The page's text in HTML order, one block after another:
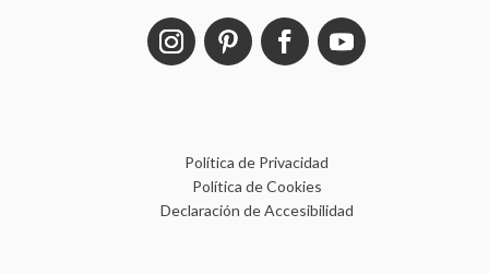
Política de Privacidad
Política de Cookies
Declaración de Accesibilidad